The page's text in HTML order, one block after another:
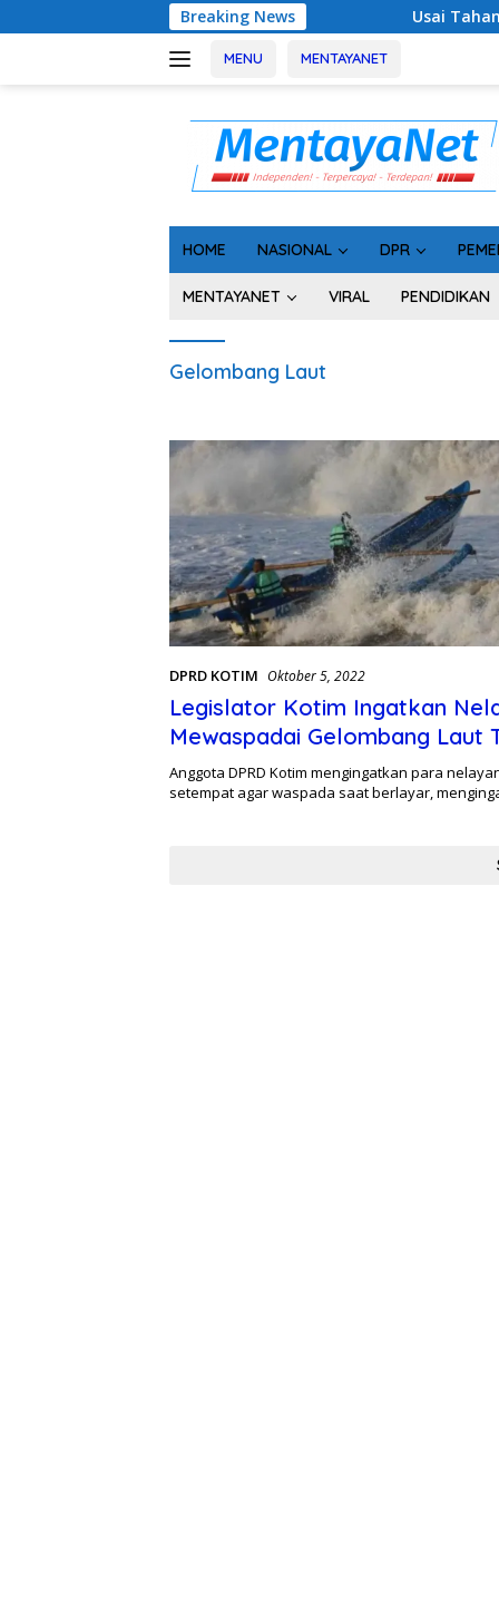
ke
Breaking News Usai Tahan 5
MENU MENTAYANET
HOME NASIONAL DPR
MENTAYANET VIRAL PENDIDIKAN
Gelombang Laut
DPRD KOTIM Oktober 5, 2022
Legislator Kotim Ingatkan
Mewaspadai Gelombang Laut
Anggota DPRD Kotim mengingatkan para
setempat agar waspada saat berlayar,